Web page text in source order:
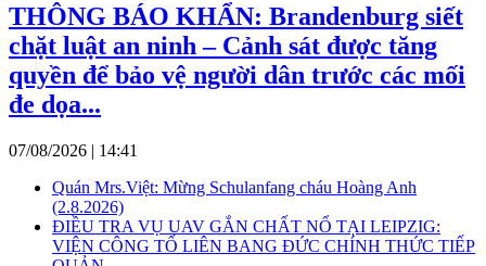
THÔNG BÁO KHẨN: Brandenburg siết
chặt luật an ninh – Cảnh sát được tăng
quyền để bảo vệ người dân trước các mối
đe dọa...
07/08/2026 | 14:41
Quán Mrs.Việt: Mừng Schulanfang cháu Hoàng Anh
(2.8.2026)
ĐIỀU TRA VỤ UAV GẮN CHẤT NỔ TẠI LEIPZIG:
VIỆN CÔNG TỐ LIÊN BANG ĐỨC CHÍNH THỨC TIẾP